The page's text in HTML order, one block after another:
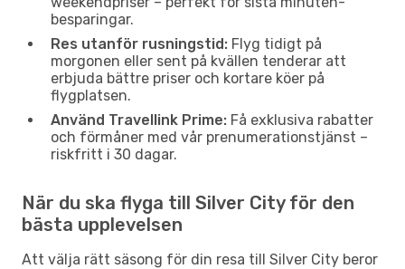
besparingar.
Res utanför rusningstid: Flyg tidigt på
morgonen eller sent på kvällen tenderar att
erbjuda bättre priser och kortare köer på
flygplatsen.
Använd Travellink Prime: Få exklusiva rabatter
och förmåner med vår prenumerationstjänst –
riskfritt i 30 dagar.
När du ska flyga till Silver City för den
bästa upplevelsen
Att välja rätt säsong för din resa till Silver City beror